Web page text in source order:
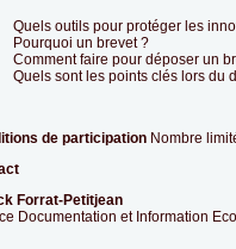
Quels outils pour protéger les
Pourquoi un brevet ?
Comment faire pour déposer un
Quels sont les points clés lors du
de participation Nombre
Forrat-Petitjean
Documentation et Information